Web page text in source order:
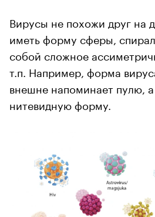
Вирусы не похожи друг на
иметь форму сферы,
собой сложное
т.п. Например, форма
внешне напоминает пулю,
нитевидную форму.